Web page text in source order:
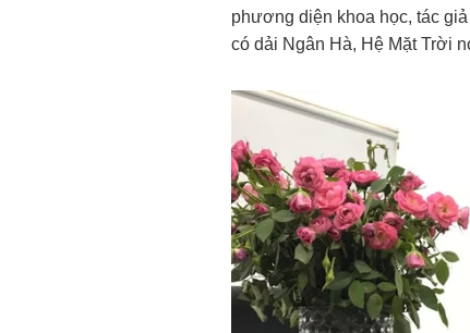
phương diện khoa học, tác
có dải Ngân Hà, Hệ Mặt Trời